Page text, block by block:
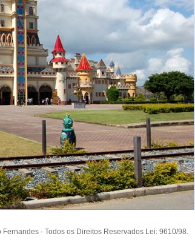
Fernandes - Todos os Direitos Reservados Lei: 9610/98.